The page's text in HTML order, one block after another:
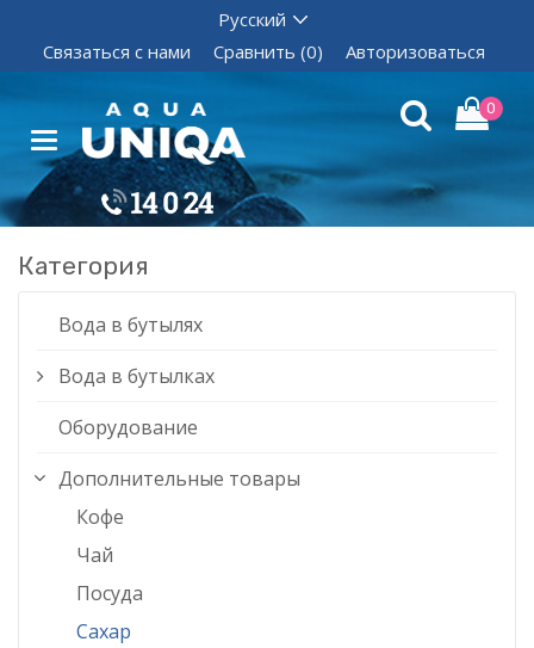
Связаться с нами Сравнить (0) Авторизоваться
0
Категория
Вода в бутылях
Вода в бутылках
Оборудование
Дополнительные товары
Кофе
Чай
Посуда
Сахар